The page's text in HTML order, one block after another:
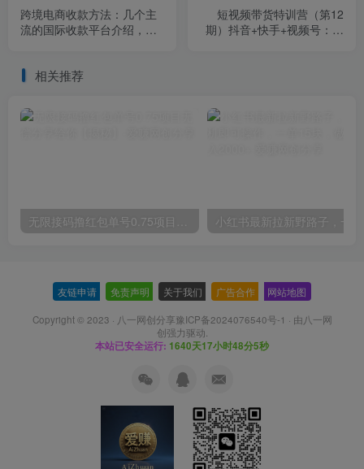
跨境电商收款方法：几个主
流的国际收款平台介绍，提
短视频带货特训营（第12
期）抖音+快手+视频号：收
相关推荐
无限接码撸红包单号0.75项目无偿分享给你【揭秘】
友链申请 免责声明 关于我们 广告合作 网站地图
Copyright © 2023 · 八一网创分享豫ICP备2024076540号-1 · 由八一网
创强力驱动.
本站已安全运行: 1640天17小时48分6秒